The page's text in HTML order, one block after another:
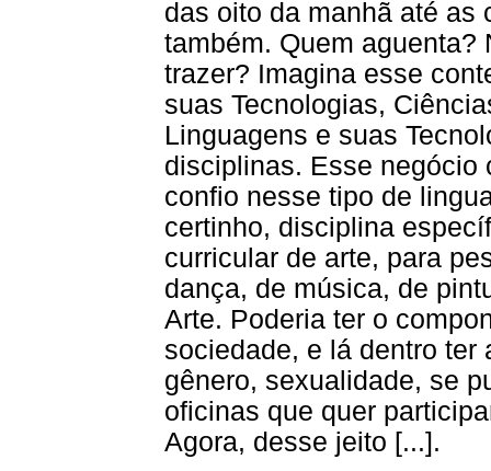
das oito da manhã até as
também. Quem aguenta?
trazer? Imagina esse
suas Tecnologias,
Linguagens e suas
disciplinas. Esse negócio
confio nesse tipo de
certinho, disciplina
curricular de arte, para
dança, de música, de
Arte. Poderia ter o
sociedade, e lá dentro ter
gênero, sexualidade, se
oficinas que quer
Agora, desse jeito [...].